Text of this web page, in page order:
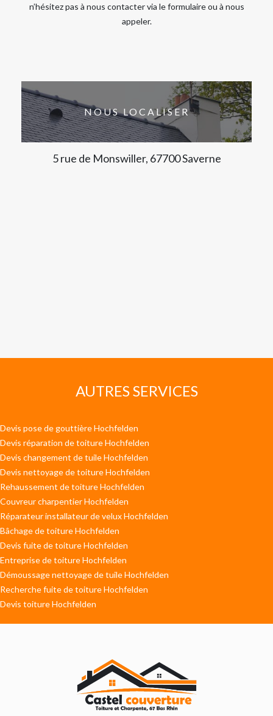
n’hésitez pas à nous contacter via le formulaire ou à nous
appeler.
NOUS LOCALISER
5 rue de Monswiller, 67700 Saverne
AUTRES SERVICES
Devis pose de gouttière Hochfelden
Devis réparation de toiture Hochfelden
Devis changement de tuile Hochfelden
Devis nettoyage de toiture Hochfelden
Rehaussement de toiture Hochfelden
Couvreur charpentier Hochfelden
Réparateur installateur de velux Hochfelden
Bâchage de toiture Hochfelden
Devis fuite de toiture Hochfelden
Entreprise de toiture Hochfelden
Démoussage nettoyage de tuile Hochfelden
Recherche fuite de toiture Hochfelden
Devis toiture Hochfelden